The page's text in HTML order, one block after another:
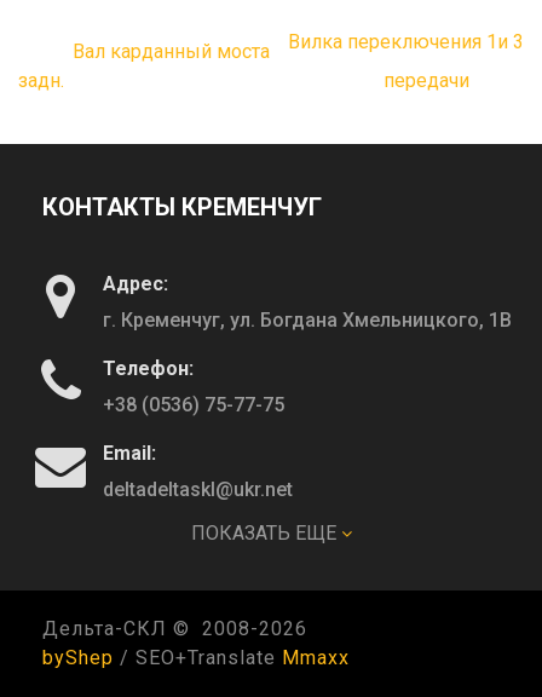
Вал карданный моста
задн.
Вилка переключения 1и 3
передачи
КОНТАКТЫ КРЕМЕНЧУГ
Адрес:
г. Кременчуг, ул. Богдана Хмельницкого, 1В
Телефон:
+38 (0536) 75-77-75
Email:
deltadeltaskl@ukr.net
Адрес:
ПОКАЗАТЬ ЕЩЕ
Дельта-СКЛ © 2008-2026
byShep / SEO+Translate Mmaxx